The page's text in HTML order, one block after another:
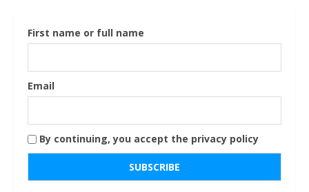
First name or full name
Email
By continuing, you accept the privacy policy